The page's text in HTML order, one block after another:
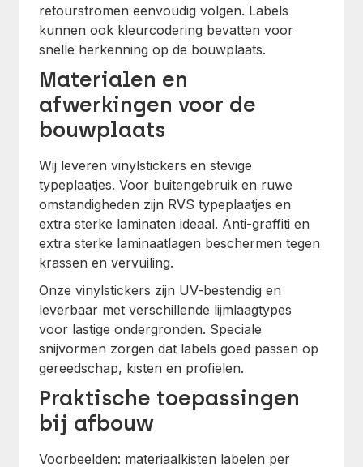
retourstromen eenvoudig volgen. Labels
kunnen ook kleurcodering bevatten voor
snelle herkenning op de bouwplaats.
Materialen en
afwerkingen voor de
bouwplaats
Wij leveren vinylstickers en stevige
typeplaatjes. Voor buitengebruik en ruwe
omstandigheden zijn RVS typeplaatjes en
extra sterke laminaten ideaal. Anti-graffiti en
extra sterke laminaatlagen beschermen tegen
krassen en vervuiling.
Onze vinylstickers zijn UV-bestendig en
leverbaar met verschillende lijmlaagtypes
voor lastige ondergronden. Speciale
snijvormen zorgen dat labels goed passen op
gereedschap, kisten en profielen.
Praktische toepassingen
bij afbouw
Voorbeelden: materiaalkisten labelen per